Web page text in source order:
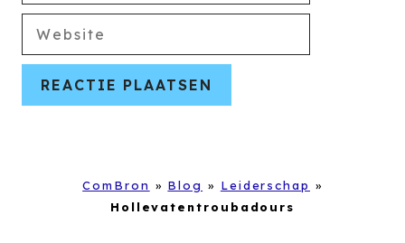
ComBron » Blog » Leiderschap »
Hollevatentroubadours